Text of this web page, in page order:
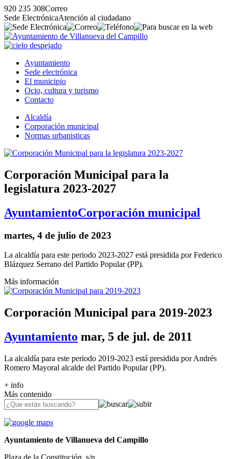
920 235 308Correo
Sede ElectrónicaAtención al ciudadano
Ayuntamiento
Sede electrónica
El municipio
Ocio, cultura y turismo
Contacto
Alcaldía
Corporación municipal
Normas urbanisticas
Corporación Municipal para la
legislatura 2023-2027
AyuntamientoCorporación municipal
martes, 4 de julio de 2023
La alcaldía para este periodo 2023-2027 está presidida por Federico
Blázquez Serrano del Partido Popular (PP).
Más información
Corporación Municipal para 2019-2023
Ayuntamiento mar, 5 de jul. de 2011
La alcaldía para este periodo 2019-2023 está presidida por Andrés
Romero Mayoral alcalde del Partido Popular (PP).
+ info
Más contenido
Ayuntamiento de Villanueva del Campillo